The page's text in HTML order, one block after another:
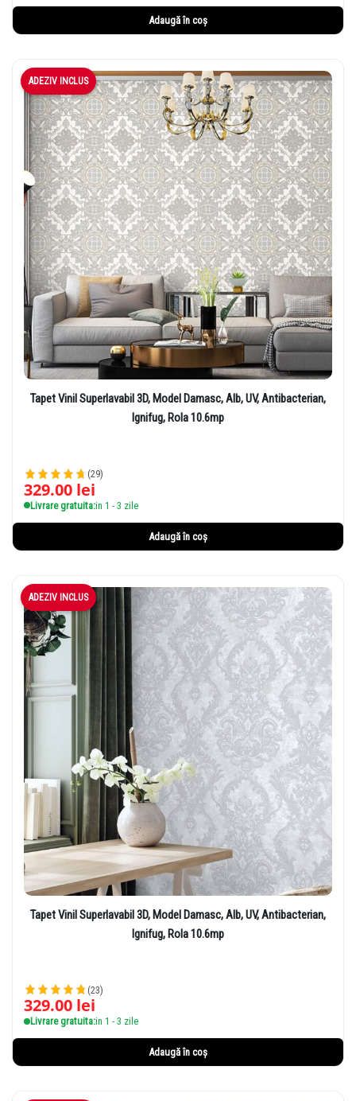
Adaugă în coș
ADEZIV INCLUS
Tapet Vinil Superlavabil 3D, Model Damasc, Alb, UV, Antibacterian,
Ignifug, Rola 10.6mp
(29)
329.00 lei
Livrare gratuita:in 1 - 3 zile
Adaugă în coș
ADEZIV INCLUS
Tapet Vinil Superlavabil 3D, Model Damasc, Alb, UV, Antibacterian,
Ignifug, Rola 10.6mp
(23)
329.00 lei
Livrare gratuita:in 1 - 3 zile
Adaugă în coș